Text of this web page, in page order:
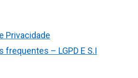
Privacidade
frequentes – LGPD E S.I